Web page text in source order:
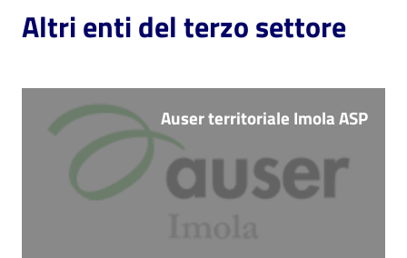
Altri enti del terzo settore
Auser territoriale Imola ASP